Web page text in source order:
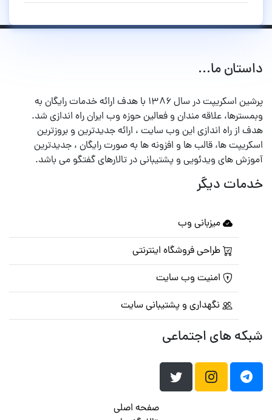
داستان ما...
پرشین اسکریپت در سال ۱۳۸۶ با هدف ارائه خدمات رایگان به
وبمسترها، علاقه مندان و فعالین حوزه وب ایران راه اندازی شد.
هدف از راه اندازی این وب سایت ، ارائه جدیدترین و بروزترین
اسکریپت ها، قالب ها و افزونه ها به صورت رایگان ، جدیدترین
آموزش های ویدئویی و پشتیبانی در تالارهای گفتگو می باشد.
خدمات دیگر
میزبانی وب
طراحی فروشگاه اینترنتی
امنیت وب سایت
نگهداری و پشتیبانی سایت
شبکه های اجتماعی
صفحه اصلی